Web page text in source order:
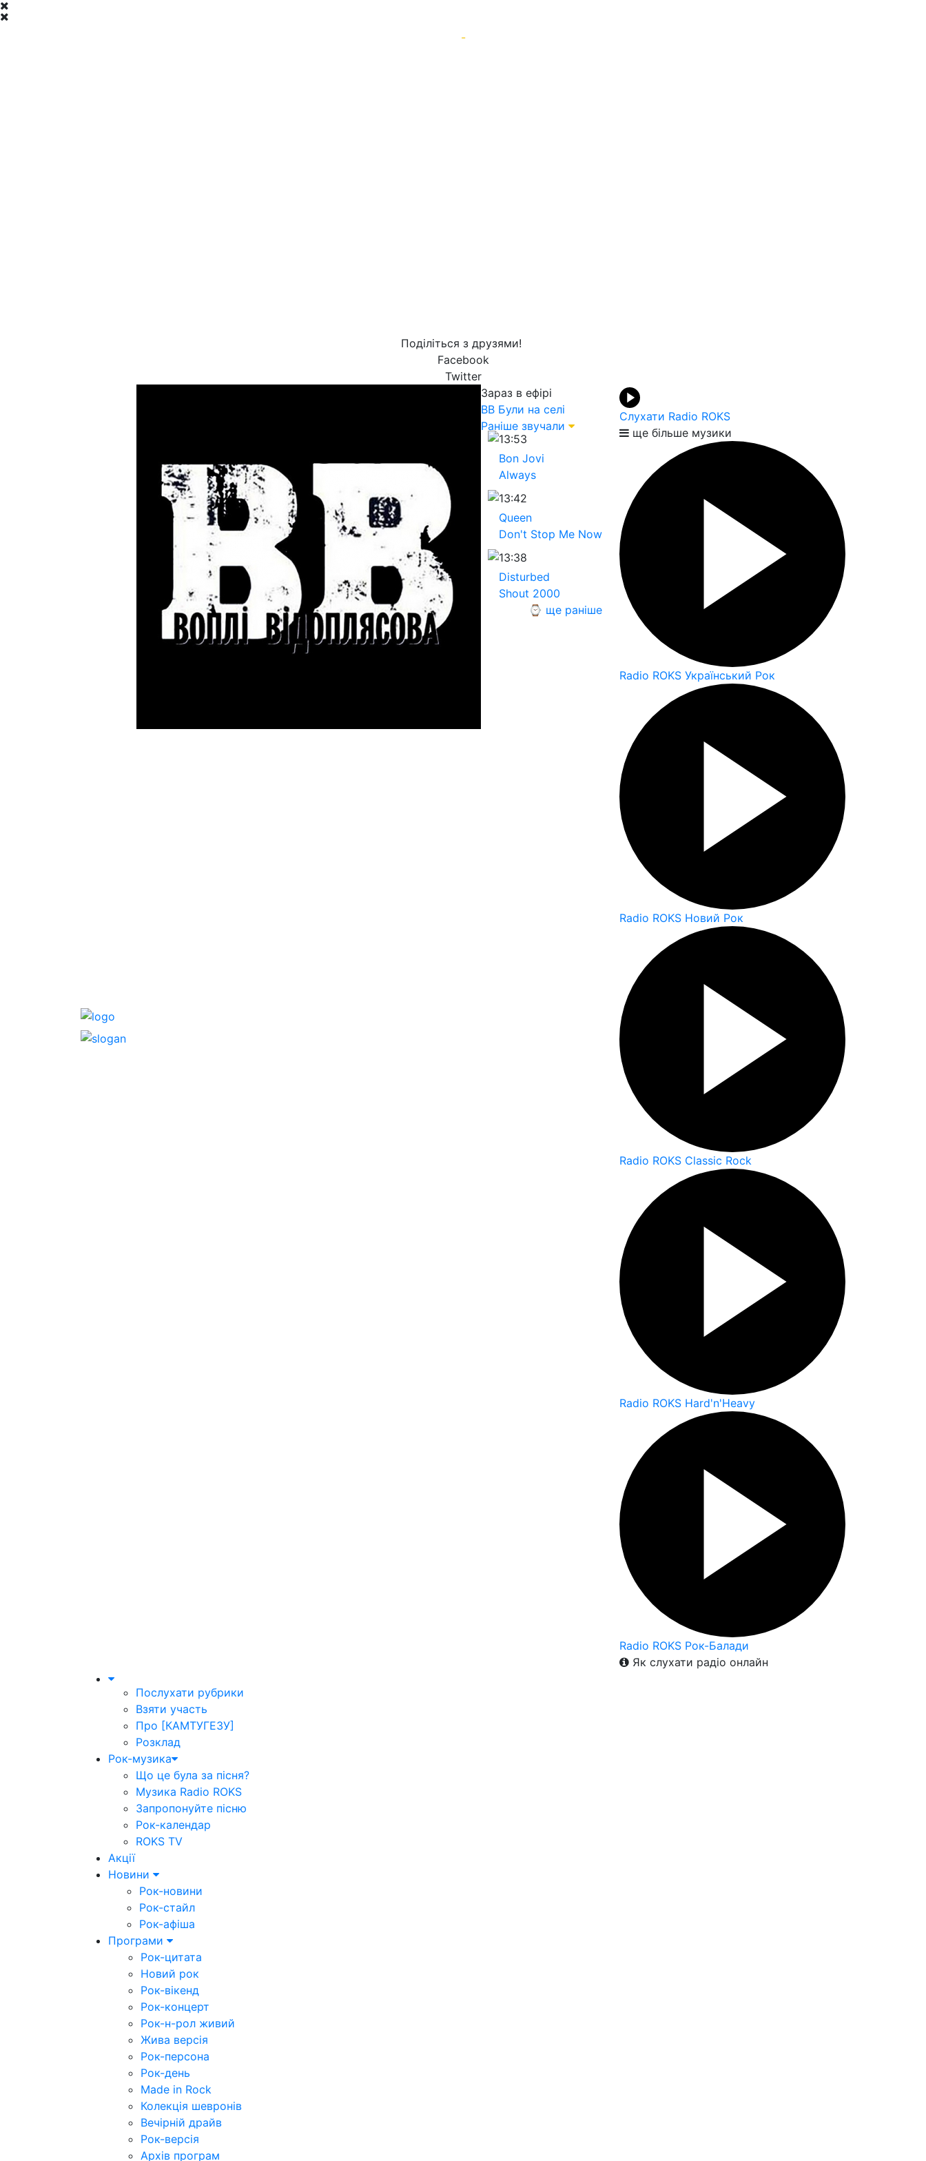
-
Поділіться з друзями!
Facebook
Twitter
Зараз в ефірі
ВВ Були на селі
Раніше звучали
13:53
Bon Jovi
Always
13:42
Queen
Don't Stop Me Now
13:38
Disturbed
Shout 2000
⌚ ще раніше
Слухати Radio ROKS
ще більше музики
Radio ROKS Український Рок
Radio ROKS Новий Рок
Radio ROKS Classic Rock
Radio ROKS Hard'n'Heavy
Radio ROKS Рок-Балади
Як слухати радіо онлайн
Послухати рубрики
Взяти участь
Про [КАМТУГЕЗУ]
Розклад
Рок-музика
Що це була за пісня?
Музика Radio ROKS
Запропонуйте пісню
Рок-календар
ROKS TV
Акції
Новини
Рок-новини
Рок-стайл
Рок-афіша
Програми
Рок-цитата
Новий рок
Рок-вікенд
Рок-концерт
Рок-н-рол живий
Жива версія
Рок-персона
Рок-день
Made in Rock
Колекція шевронів
Вечірній драйв
Рок-версія
Архів програм